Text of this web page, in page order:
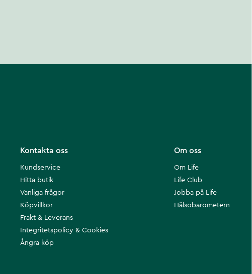
Om oss
Om Life
Life Club
Jobba på Life
Hälsobarometern
Kontakta oss
Kundservice
Hitta butik
Vanliga frågor
Köpvillkor
Frakt & Leverans
Integritetspolicy & Cookies
Ångra köp